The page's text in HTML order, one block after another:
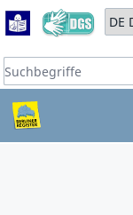
Zum Hauptbereich
Zum Hauptmenü
Sprache auswählen:
Suchbegriffe: